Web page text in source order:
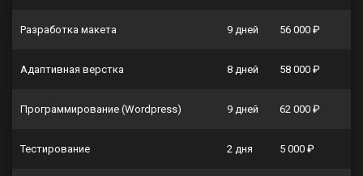
Разработка макета 9 дней 56 000 ₽
Адаптивная верстка 8 дней 58 000 ₽
Программирование (Wordpress) 9 дней 62 000 ₽
Тестирование 2 дня 5 000 ₽